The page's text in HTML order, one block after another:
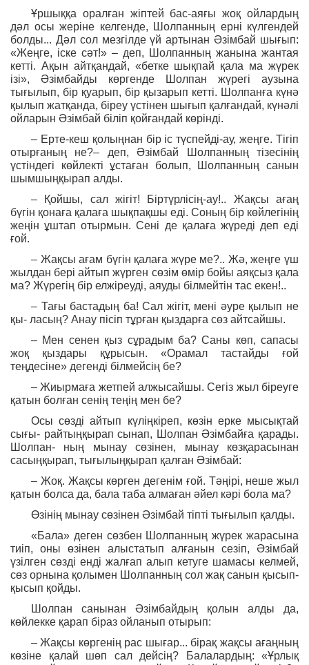
Ұршыққа оралған жіптей бас-аяғы жоқ ойлардың
дәл осы жеріне келгенде, Шолпанның ерні күлгендей
болды... Дәл сол мезгілде үй артынан Әзімбай шығып:
«Жеңге, іске сәт!» – деп, Шолпанның жанына жантая
кетті. Ақын айтқандай, «бетке шықпай қала ма жүрек
ізі», Әзімбайды көргенде Шолпан жүрегі аузына
тығылып, бір қуарып, бір қызарып кетті. Шолпанға күнә
қылып жатқанда, біреу үстінен шығып қалғандай, күнәлі
ойларын Әзімбай біліп қойғандай көрінді.
– Ерте-кеш қолыңнан бір іс түспейді-ау, жеңге. Тігіп
отырғаның не?– деп, Әзімбай Шолпанның тізесінің
үстіндегі көйлекті ұстаған болып, Шолпанның санын
шымшыңқырап алды.
– Қойшы, сал жігіт! Біртүрлісің-ау!.. Жақсы ағаң
бүгін қонаға қалаға шықпақшы еді. Соның бір көйлегінің
жеңін ұштап отырмын. Сені де қалаға жүреді деп еді
ғой.
– Жақсы ағам бүгін қалаға жүре ме?.. Жә, жеңге үш
жылдан бері айтып жүрген сөзім өмір бойы аяқсыз қала
ма? Жүрегің бір елжіреуді, аяуды білмейтін тас екен!..
– Тағы бастадың ба! Сал жігіт, мені әуре қылып не
қы- ласың? Анау пісіп тұрған қыздарға сөз айтсайшы.
– Мен сенен қыз сұрадым ба? Саны көп, сапасы
жоқ қыздары құрысын. «Орамал тастайды ғой
теңдесіне» дегенді білмейсің бе?
– Жиырмаға жетпей алжысайшы. Сегіз жыл біреуге
қатын болған сенің теңің мен бе?
Осы сөзді айтып күліңкіреп, көзін ерке мысықтай
сығы- райтыңқырап сынап, Шолпан Әзімбайға қарады.
Шолпан- ның мынау сөзінен, мынау көзқарасынан
сасыңқырап, тығылыңқырап қалған Әзімбай:
– Жоқ. Жақсы көрген дегенім ғой. Тәңірі, неше жыл
қатын болса да, бала таба алмаған әйел кәрі бола ма?
Өзінің мынау сөзінен Әзімбай тіпті тығылып қалды.
«Бала» деген сөзбен Шолпанның жүрек жарасына
тиіп, оны өзінен алыстатып алғанын сезіп, Әзімбай
үзілген сөзді енді жалғап алып кетуге шамасы келмей,
сөз орнына қолымен Шолпанның сол жақ санын қысып-
қысып қойды.
Шолпан санынан Әзімбайдың қолын алды да,
көйлекке қарап біраз ойланып отырып:
– Жақсы көргенің рас шығар... бірақ жақсы ағаңның
көзіне қалай шөп сал дейсің? Балалардың: «Ұрлық